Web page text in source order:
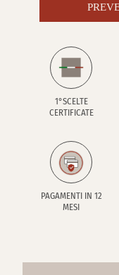
1°SCELTE
CERTIFICATE
PAGAMENTI IN 12
MESI